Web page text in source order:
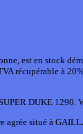
est en stock
récupérable à
DUKE 1290.
agrée situé à